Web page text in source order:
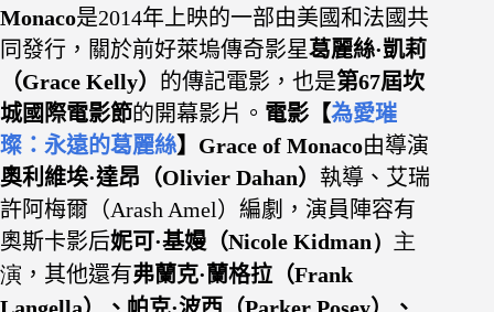
Monaco是2014年上映的一部由美國和法國共
同發行，關於前好萊塢傳奇影星葛麗絲·凱莉
（Grace Kelly） 的傳記電影，也是第67屆坎
城國際電影節的開幕影片。 電影【為愛璀
璨：永遠的葛麗絲】Grace of Monaco由導演
奧利維埃·達昂（Olivier Dahan） 執導、艾瑞
許阿梅爾（Arash Amel）編劇，演員陣容有
奧斯卡影后妮可·基嫚（Nicole Kidman） 主
演 ，其他還有弗蘭克·蘭格拉（Frank